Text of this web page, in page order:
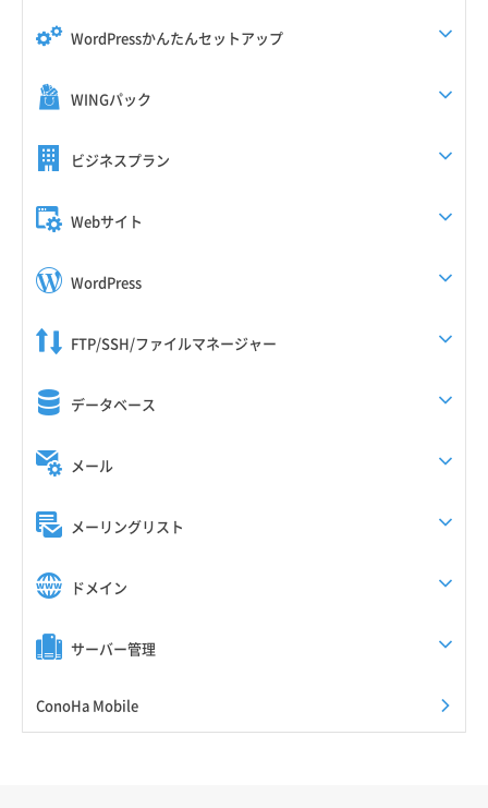
WordPressかんたんセットアップ
WINGパック
ビジネスプラン
Webサイト
WordPress
FTP/SSH/ファイルマネージャー
データベース
メール
メーリングリスト
ドメイン
サーバー管理
ConoHa Mobile